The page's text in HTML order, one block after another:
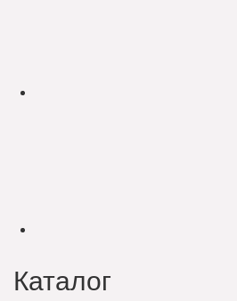
Каталог